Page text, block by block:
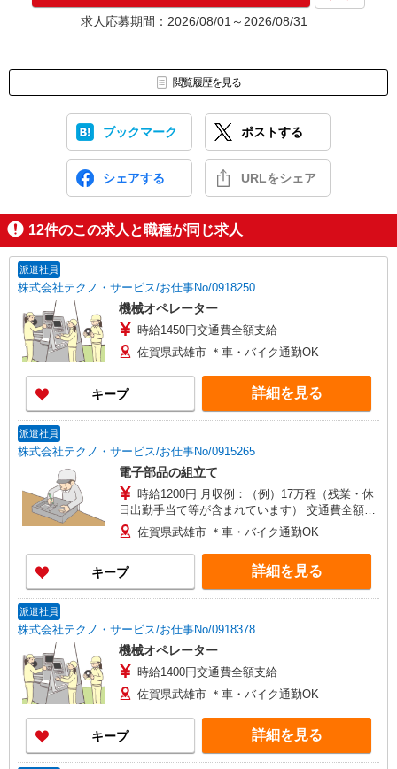
★入社前に配属先が決定する場合もございます。
いずれの場合も、入社された時点で給与が発生します。（当社規
株式会社テクノ・サービス 佐賀営業所
〒840-0801 佐賀県佐賀市駅前中央1-10-37 佐賀駅前センタービ
求人応募期間：2026/08/01～2026/08/31
閲覧履歴を見る
ブックマーク ポストする
シェアする URLをシェア
12件のこの求人と職種が同じ求人
派遣社員
株式会社テクノ・サービス/お仕事No/0918250
機械オペレーター
時給1450円交通費全額支給
佐賀県武雄市 ＊車・バイク通勤OK
キープ 詳細を見る
派遣社員
株式会社テクノ・サービス/お仕事No/0915265
電子部品の組立て
時給1200円 月収例：（例）17万程（残業・休
日出勤手当て等が含まれています） 交通費全額支
給 佐賀県武雄市 ＊車・バイク通勤OK
キープ 詳細を見る
派遣社員
株式会社テクノ・サービス/お仕事No/0918378
機械オペレーター
時給1400円交通費全額支給
佐賀県武雄市 ＊車・バイク通勤OK
キープ 詳細を見る